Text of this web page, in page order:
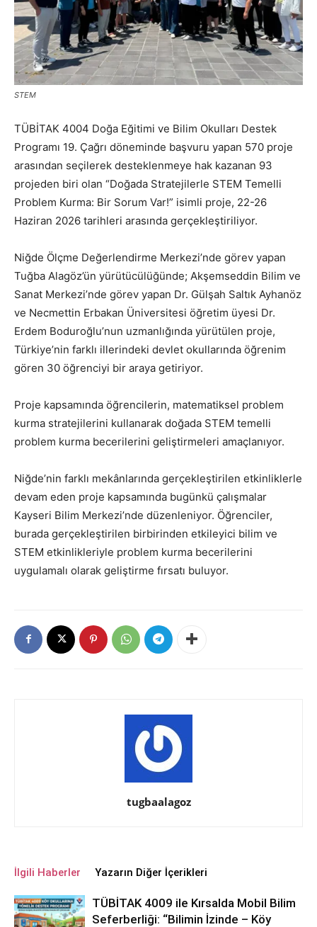
STEM
TÜBİTAK 4004 Doğa Eğitimi ve Bilim Okulları Destek
Programı 19. Çağrı döneminde başvuru yapan 570 proje
arasından seçilerek desteklenmeye hak kazanan 93
projeden biri olan “Doğada Stratejilerle STEM Temelli
Problem Kurma: Bir Sorum Var!” isimli proje, 22-26
Haziran 2026 tarihleri arasında gerçekleştiriliyor.
Niğde Ölçme Değerlendirme Merkezi’nde görev yapan
Tuğba Alagöz’ün yürütücülüğünde; Akşemseddin Bilim ve
Sanat Merkezi’nde görev yapan Dr. Gülşah Saltık Ayhanöz
ve Necmettin Erbakan Üniversitesi öğretim üyesi Dr.
Erdem Boduroğlu’nun uzmanlığında yürütülen proje,
Türkiye’nin farklı illerindeki devlet okullarında öğrenim
gören 30 öğrenciyi bir araya getiriyor.
Proje kapsamında öğrencilerin, matematiksel problem
kurma stratejilerini kullanarak doğada STEM temelli
problem kurma becerilerini geliştirmeleri amaçlanıyor.
Niğde’nin farklı mekânlarında gerçekleştirilen etkinliklerle
devam eden proje kapsamında bugünkü çalışmalar
Kayseri Bilim Merkezi’nde düzenleniyor. Öğrenciler,
burada gerçekleştirilen birbirinden etkileyici bilim ve
STEM etkinlikleriyle problem kurma becerilerini
uygulamalı olarak geliştirme fırsatı buluyor.
tugbaalagoz
İlgili Haberler Yazarın Diğer İçerikleri
TÜBİTAK 4009 ile Kırsalda Mobil Bilim
Seferberliği: “Bilimin İzinde – Köy